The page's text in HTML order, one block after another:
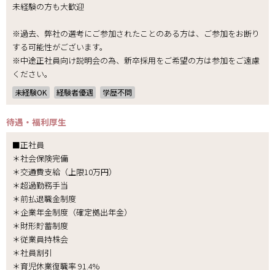
未経験の方も大歓迎
※過去、弊社の選考にご参加されたことのある方は、ご参加をお断り
する可能性がございます。
※中途正社員向け説明会の為、新卒採用をご希望の方は参加をご遠慮
ください。
未経験OK 経験者優遇 学歴不問
待遇・福利厚生
■正社員
＊社会保険完備
＊交通費支給（上限10万円）
＊超過勤務手当
＊前払退職金制度
＊企業年金制度（確定拠出年金）
＊財形貯蓄制度
＊従業員持株会
＊社員割引
＊育児休業復職率 91.4%